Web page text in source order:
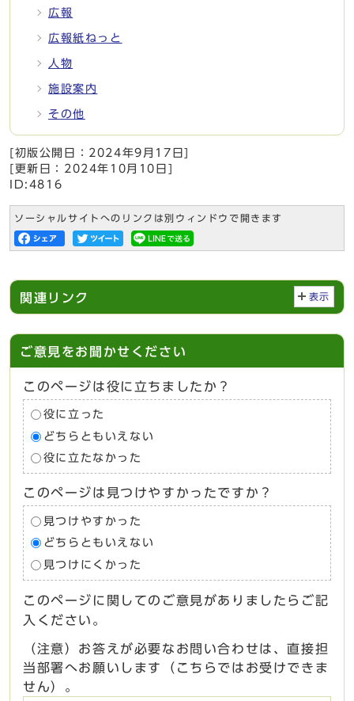
広報
広報紙ねっと
人物
施設案内
その他
[初版公開日： 2024年9月17日
[更新日： 2024年10月10日
ID:4816
ソーシャルサイトへのリンクは別ウィンドウで開きます
関連リンク 表示
ご意見をお聞かせください
このページは役に立ちましたか？
役に立った
どちらともいえない
役に立たなかった
このページは見つけやすかったですか？
見つけやすかった
どちらともいえない
見つけにくかった
このページに関してのご意見がありましたらご記
入ください。
（注意）お答えが必要なお問い合わせは、直接担
当部署へお願いします（こちらではお受けできま
せん）。